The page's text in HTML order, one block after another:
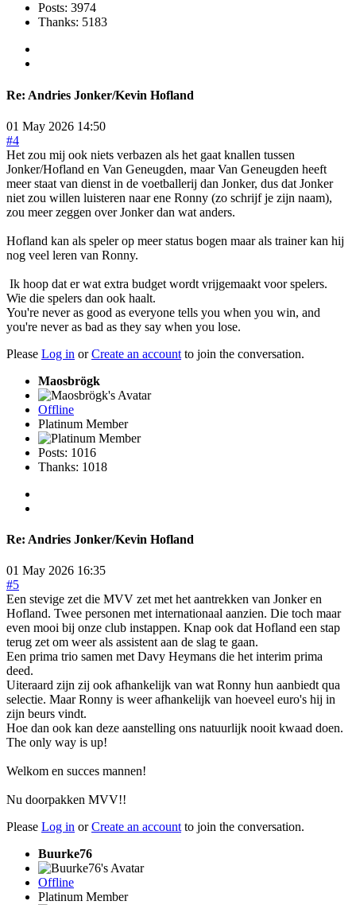
Posts: 3974
Thanks: 5183
Re: Andries Jonker/Kevin Hofland
01 May 2026 14:50
#4
Het zou mij ook niets verbazen als het gaat knallen tussen
Jonker/Hofland en Van Geneugden, maar Van Geneugden heeft
meer staat van dienst in de voetballerij dan Jonker, dus dat Jonker
niet zou willen luisteren naar ene Ronny (zo schrijf je zijn naam),
zou meer zeggen over Jonker dan wat anders.
Hofland kan als speler op meer status bogen maar als trainer kan hij
nog veel leren van Ronny.
Ik hoop dat er wat extra budget wordt vrijgemaakt voor spelers.
Wie die spelers dan ook haalt.
You're never as good as everyone tells you when you win, and
you're never as bad as they say when you lose.
Please Log in orCreate an account to join the conversation.
Maosbrögk
Offline
Platinum Member
Posts: 1016
Thanks: 1018
Re: Andries Jonker/Kevin Hofland
01 May 2026 16:35
#5
Een stevige zet die MVV zet met het aantrekken van Jonker en
Hofland. Twee personen met internationaal aanzien. Die toch maar
even mooi bij onze club instappen. Knap ook dat Hofland een stap
terug zet om weer als assistent aan de slag te gaan.
Een prima trio samen met Davy Heymans die het interim prima
deed.
Uiteraard zijn zij ook afhankelijk van wat Ronny hun aanbiedt qua
selectie. Maar Ronny is weer afhankelijk van hoeveel euro's hij in
zijn beurs vindt.
Hoe dan ook kan deze aanstelling ons natuurlijk nooit kwaad doen.
The only way is up!
Welkom en succes mannen!
Nu doorpakken MVV!!
Please Log in orCreate an accountto join the conversation.
Buurke76
Offline
Platinum Member